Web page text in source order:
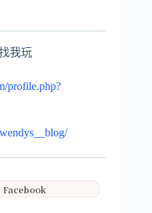
我玩
profile.php?
Facebook